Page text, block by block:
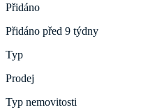
Přidáno
Přidáno před 9 týdny
Typ
Prodej
Typ nemovitosti